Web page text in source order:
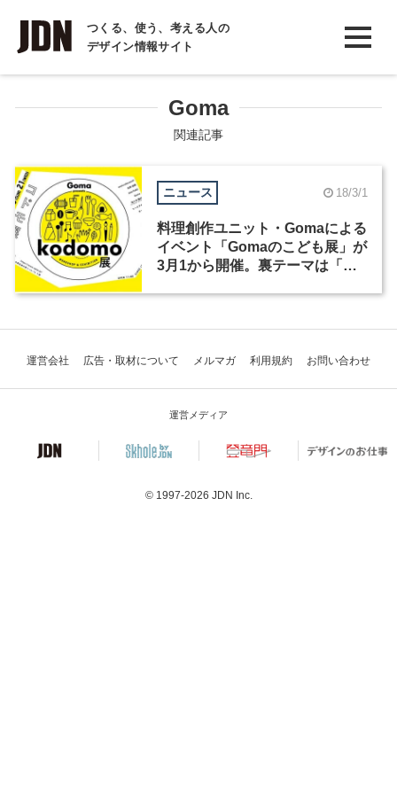
つくる、使う、考える人の
デザイン情報サイト
INTERVIEW
インタビュー
COLUMN
コラム
Goma
関連記事
ニュース 18/3/1
料理創作ユニット・Gomaによる
イベント「Gomaのこども展」が
3月1から開催。裏テーマは「ち
運営会社 広告・取材について メルマガ 利用規約 お問い合わせ
運営メディア
© 1997-2026 JDN Inc.